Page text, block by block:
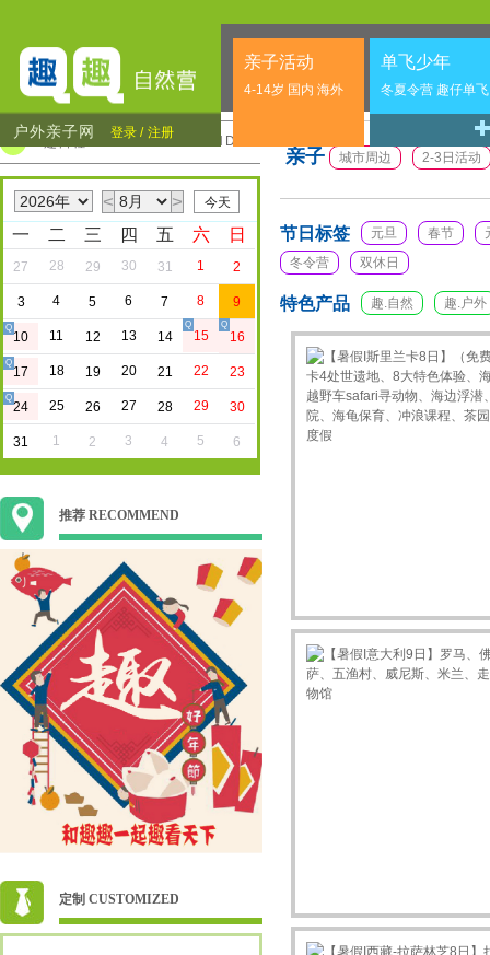
亲子活动
4-14岁 国内 海外
单飞少年
冬夏令营 趣仔单飞
户外亲子网 登录 / 注册
趣日程 CALENDER
< >
一 二 三 四 五 六 日
27 28 29 30 31 1 2
3 4 5 6 7 8 9
10
Q
11 12 13 14 15
Q
16
Q
17
Q
18 19 20 21 22 23
24
Q
25 26 27 28 29 30
31 1 2 3 4 5 6
推荐 RECOMMEND
定制 CUSTOMIZED
亲子 城市周边 2-3日活动
节日标签 元旦 春节
冬令营
双休日
特色产品 趣.自然 趣.户外